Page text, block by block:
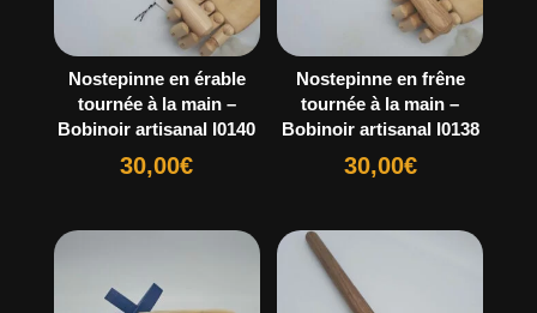
Nostepinne en érable
tournée à la main –
Bobinoir artisanal I0140
30,00€
Nostepinne en frêne
tournée à la main –
Bobinoir artisanal I0138
30,00€